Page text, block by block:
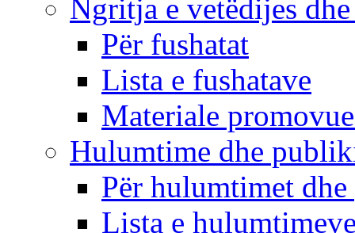
Ngritja e vetëdijes
Për fushatat
Lista e fushatave
Materiale
Hulumtime dhe
Për hulumtimet
Lista e